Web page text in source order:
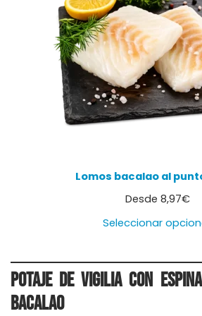
Lomos bacalao al
Desde 8,97€
Seleccionar
Potaje de Vigilia con
Bacalao